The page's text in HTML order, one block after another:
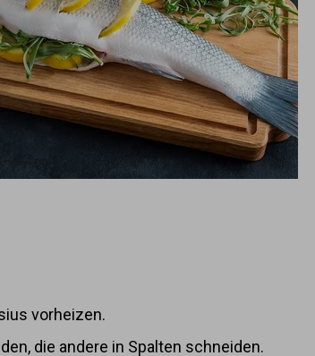
vorheizen.
die andere in Spalten schneiden.